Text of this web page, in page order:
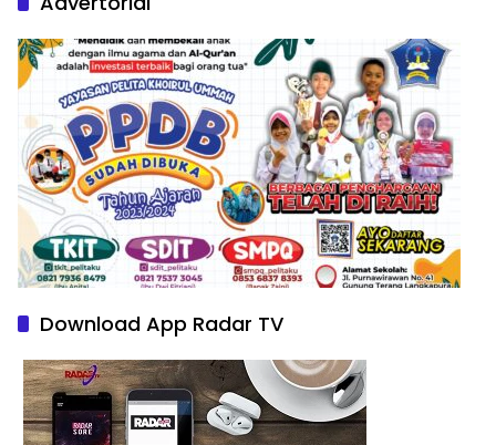
Download App Radar TV